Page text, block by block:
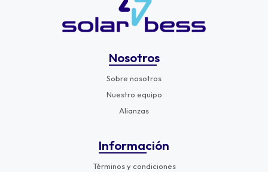
Nosotros
Sobre nosotros
Nuestro equipo
Alianzas
Información
Términos y condiciones